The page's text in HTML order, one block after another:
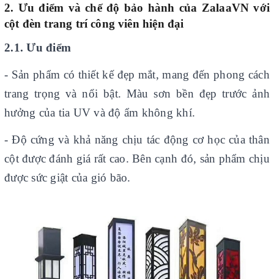
2. Ưu điểm và chế độ bảo hành của ZalaaVN với
cột đèn trang trí công viên hiện đại
2.1. Ưu điểm
- Sản phẩm có thiết kế đẹp mắt, mang đến phong cách
trang trọng và nổi bật. Màu sơn bền đẹp trước ảnh
hưởng của tia UV và độ ẩm không khí.
- Độ cứng và khả năng chịu tác động cơ học của thân
cột được đánh giá rất cao. Bên cạnh đó, sản phẩm chịu
được sức giật của gió bão.